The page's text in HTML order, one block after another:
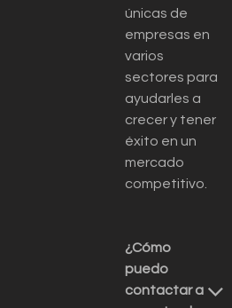
únicas de
empresas en
varios
sectores para
ayudarles a
crecer y tener
éxito en un
mercado
competitivo.
¿Cómo
puedo
contactar a